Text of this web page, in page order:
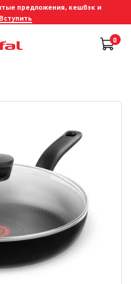
предложения, кешбэк и
Вступить
0